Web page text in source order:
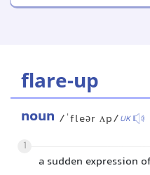
flare-up
noun /ˈfleər ʌp/UK
1
a sudden expression